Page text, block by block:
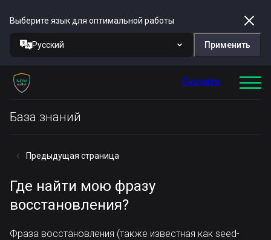
Выберите язык для оптимальной работы
Русский Применить
Скачать
База знаний
Предыдущая страница
Где найти мою фразу
восстановления?
Фраза восстановления (также известная как seed-